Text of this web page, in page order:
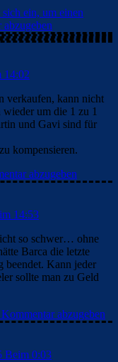
ein, um einen
14:02
verkaufen, kann nicht
wieder um die 1 zu 1
und Gavi sind für
kompensieren.
abzugeben
14:53
so schwer… ohne
Barca die letzte
beendet. Kann jeder
sollte man zu Geld
abzugeben
Beim 0:03